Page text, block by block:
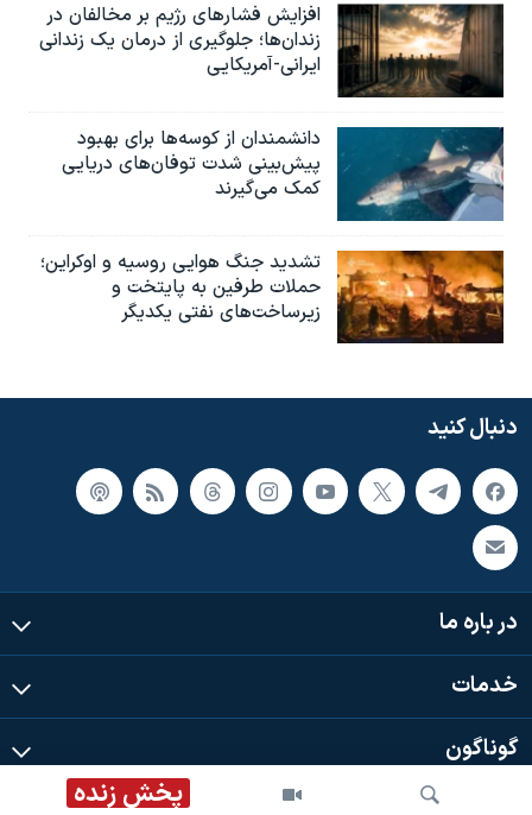
پخش زنده
افزایش فشارهای رژیم بر مخالفان در
زندان‌ها؛ جلوگیری از درمان یک زندانی
ایرانی-آمریکایی
دانشمندان از کوسه‌ها برای بهبود
پیش‌بینی شدت توفان‌های دریایی
کمک می‌گیرند
تشدید جنگ هوایی روسیه و اوکراین؛
حملات طرفین به پایتخت‌ و
زیرساخت‌های نفتی یکدیگر
دنبال کنید
در باره ما
خدمات
گوناگون